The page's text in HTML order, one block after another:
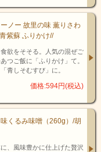
ノー 故里の味 薫りさわ
紫蘇 ふりかけ//
欲をそそる。人気の混ぜご
つご飯に「ふりかけ」て。
青しそむすび」に。
価格:594円(税込)
くるみ味噌（260g）/胡
、風味豊かに仕上げた贅沢